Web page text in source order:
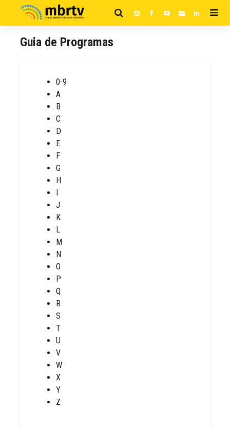
Guia de Programas
0-9
A
B
C
D
E
F
G
H
I
J
K
L
M
N
O
P
Q
R
S
T
U
V
W
X
Y
Z